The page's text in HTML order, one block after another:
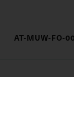
AT-MUW-FO-
Bildarchiv